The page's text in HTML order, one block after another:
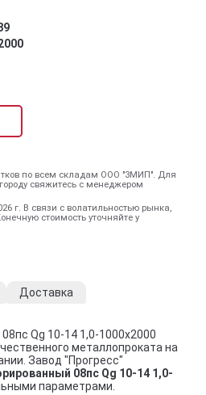
по всем складам ООО "ЗМИП". Для
свяжитесь с менеджером
г. В связи с волатильностью рынка,
стоимость уточняйте у
Доставка
Qg 10-14 1,0-1000х2000
металлопроката на
Завод "Прогресс"
08пс Qg 10-14 1,0-
параметрами.